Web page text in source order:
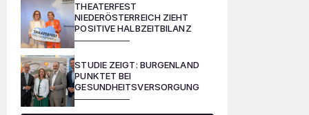
THEATERFEST
NIEDERÖSTERREICH ZIEHT
POSITIVE HALBZEITBILANZ
STUDIE ZEIGT: BURGENLAND
PUNKTET BEI
GESUNDHEITSVERSORGUNG